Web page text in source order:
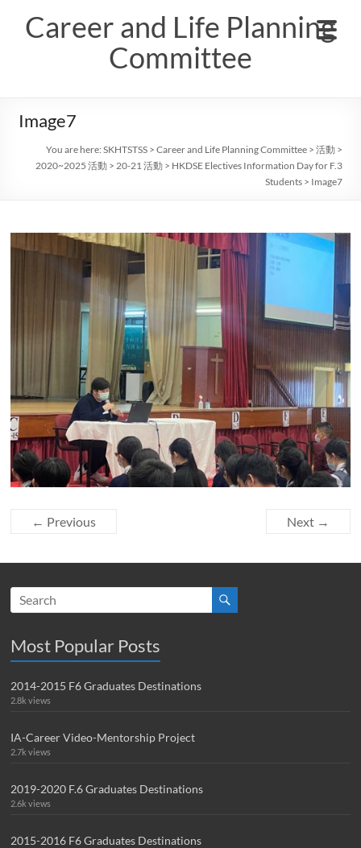
contentCareer and Life Planning
Committee
Image7
You are here:SKHTSTSS >Career and Life Planning Committee >活動 >
2020~2025 活動 >20-21 活動 > HKDSE Electives Information Day for F.3
Students > Image7
← Previous Next →
Most Popular Posts
2014-2015 F6 Graduates Destinations
2.8k views
IA-Career Video-Mentorship Project
2.7k views
2019-2020 F.6 Graduates Destinations
2.6k views
2015-2016 F6 Graduates Destinations